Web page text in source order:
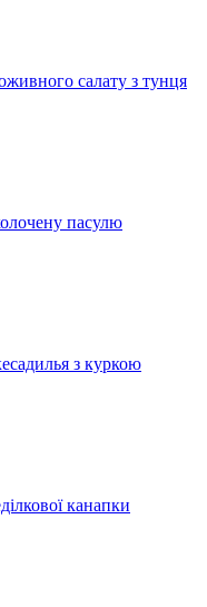
салату з тунця
пасулю
з куркою
канапки